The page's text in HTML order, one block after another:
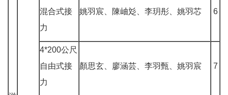
混合式接
力
姚羽宸、陳岫彣、李玥彤、姚羽芯 6
4*200公尺
自由式接
力
顏思玄、廖涵芸、李羽甄、姚羽宸 7